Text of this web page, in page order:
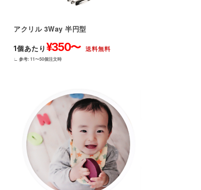
アクリル 3Way 半円型
1個あたり ¥350〜 送料無料
∟ 参考: 11〜50個注文時